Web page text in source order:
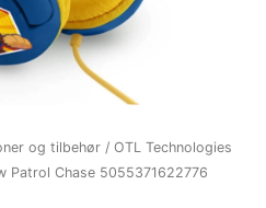
og tilbehør / OTL Technologies
Patrol Chase 5055371622776